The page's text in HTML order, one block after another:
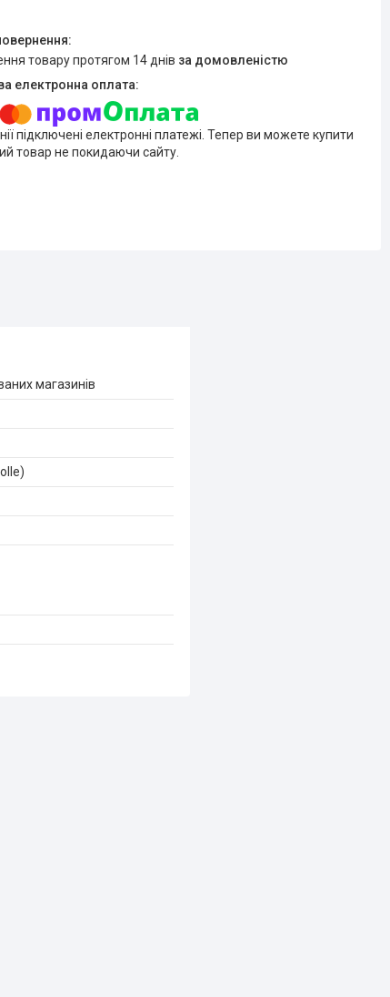
товару протягом 14 днів за домовленістю
підключені електронні платежі. Тепер ви можете купити
товар не покидаючи сайту.
магазинів